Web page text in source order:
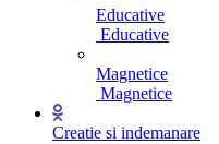
Educative
Educative
Magnetice
Magnetice
Creatie si indemanare